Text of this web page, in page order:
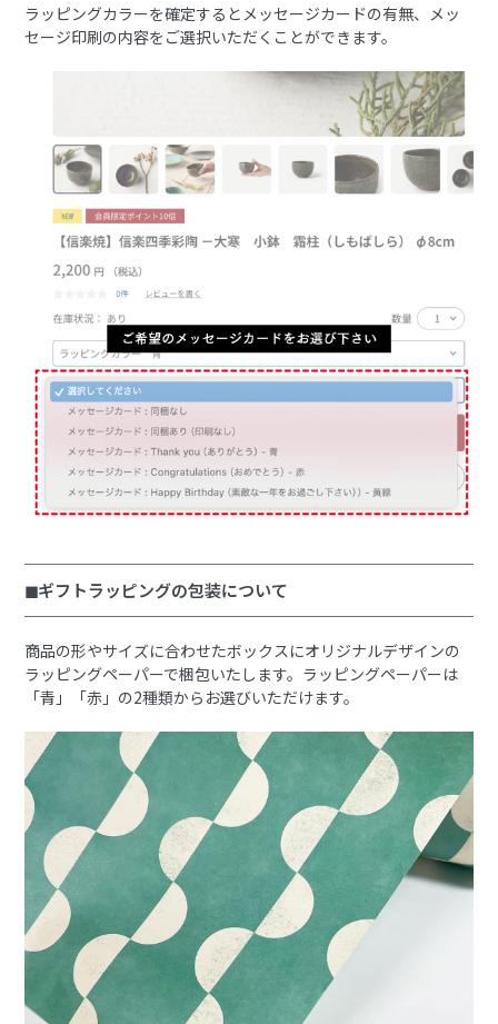
ラッピングカラーを確定するとメッセージカードの有無、メッ
セージ印刷の内容をご選択いただくことができます。
◼︎ギフトラッピングの包装について
商品の形やサイズに合わせたボックスにオリジナルデザインの
ラッピングペーパーで梱包いたします。ラッピングペーパーは
「青」「赤」の2種類からお選びいただけます。